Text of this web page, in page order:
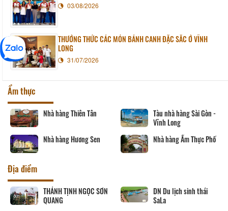
03/08/2026
THƯỞNG THỨC CÁC MÓN BÁNH CANH ĐẶC SẮC Ở VĨNH
LONG
31/07/2026
Ẩm thực
Nhà hàng Thiên Tân
Tàu nhà hàng Sài Gòn -
Vĩnh Long
Nhà hàng Hương Sen
Nhà hàng Ẩm Thực Phố
Địa điểm
THÁNH TỊNH NGỌC SƠN
QUANG
DN Du lịch sinh thái
SaLa